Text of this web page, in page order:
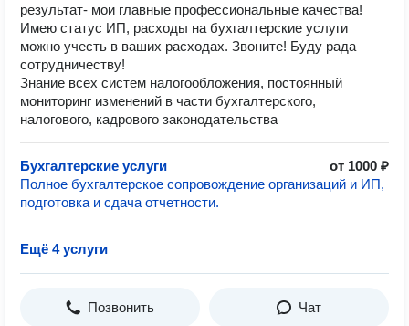
результат- мои главные профессиональные качества!
Имею статус ИП, расходы на бухгалтерские услуги
можно учесть в ваших расходах. Звоните! Буду рада
сотрудничеству!
Знание всех систем налогообложения, постоянный
мониторинг изменений в части бухгалтерского,
налогового, кадрового законодательства
Бухгалтерские услуги
от 1000 ₽
Полное бухгалтерское сопровождение организаций и ИП,
подготовка и сдача отчетности.
Ещё 4 услуги
Позвонить Чат